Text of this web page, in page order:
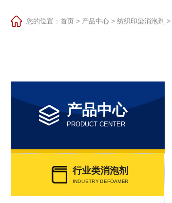
您的位置： 首页 > 产品中心 > 纺织印染消泡剂 >
产品中心
PRODUCT CENTER
行业类消泡剂
INDUSTRY DEFOAMER